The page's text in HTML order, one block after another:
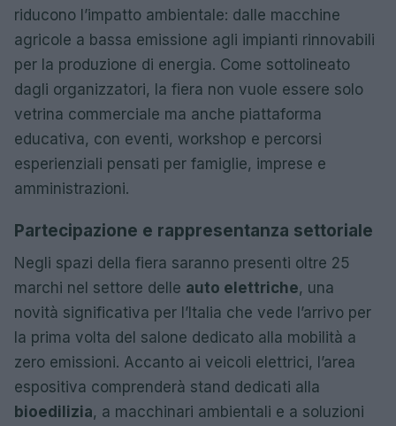
riducono l’impatto ambientale: dalle macchine
agricole a bassa emissione agli impianti rinnovabili
per la produzione di energia. Come sottolineato
dagli organizzatori, la fiera non vuole essere solo
vetrina commerciale ma anche piattaforma
educativa, con eventi, workshop e percorsi
esperienziali pensati per famiglie, imprese e
amministrazioni.
Partecipazione e rappresentanza settoriale
Negli spazi della fiera saranno presenti oltre 25
marchi nel settore delle auto elettriche, una
novità significativa per l’Italia che vede l’arrivo per
la prima volta del salone dedicato alla mobilità a
zero emissioni. Accanto ai veicoli elettrici, l’area
espositiva comprenderà stand dedicati alla
bioedilizia, a macchinari ambientali e a soluzioni